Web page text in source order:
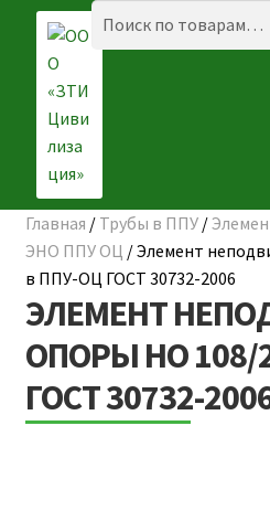
Перейти
навигации
Перейти
содержимому
Искать:
Поиск
☰ КАТАЛОГ
ГЛАВНАЯ
О КОМПАНИИ
НАШИ ОБЪЕКТЫ
Главная / Трубы в ППУ/
ЭНО ППУ ОЦ /Элемент
в ППУ-ОЦ ГОСТ 30732-2006
ЭЛЕМЕНТ
ОПОРЫ НО 108/
ГОСТ 30732-